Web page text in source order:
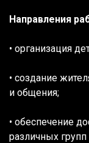
Направления
• организация
• создание
и общения;
• обеспечение
различных